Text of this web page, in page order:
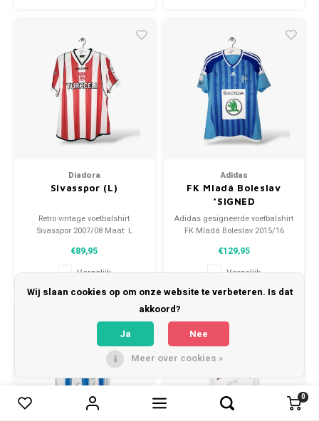
0
Diadora
Sivasspor (L)
Retro vintage voetbalshirt
Sivasspor 2007/08 Maat: L
9.5/10 (gebruikt)
€89,95
Vergelijk
Adidas
FK Mladá Boleslav
*SIGNED
Adidas gesigneerde voetbalshirt
FK Mladá Boleslav 2015/16
10/10 (nieuw)
€129,95
Vergelijk
Vergelijk producten 0
Wij slaan cookies op om onze website te verbeteren. Is dat
akkoord?
Ja
Nee
Meer over cookies »